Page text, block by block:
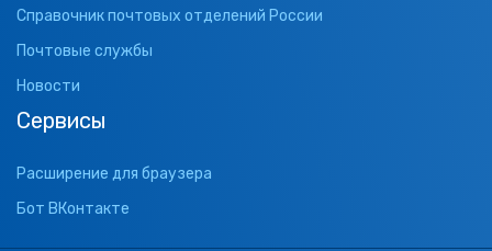
Справочник почтовых отделений России
Почтовые службы
Новости
Сервисы
Расширение для браузера
Бот ВКонтакте